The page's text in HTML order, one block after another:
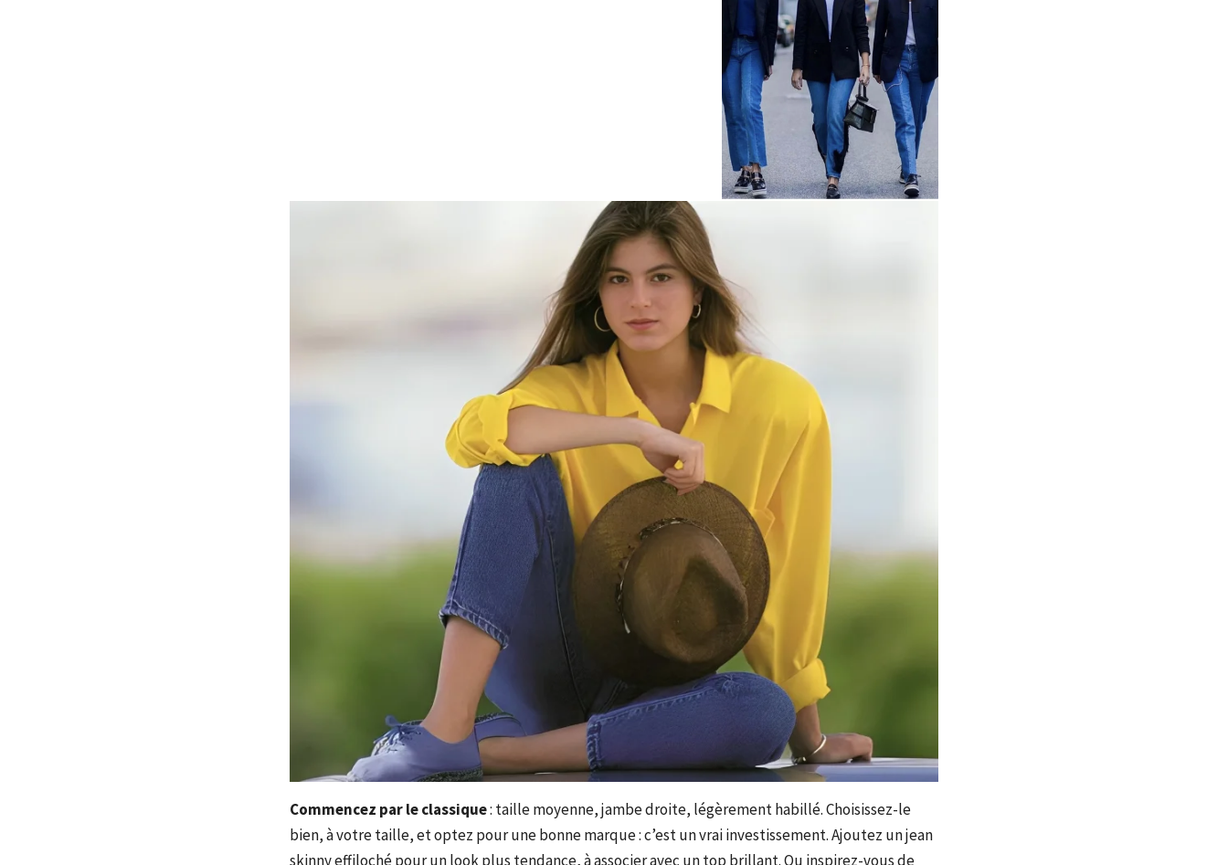
Commencez par le classique: taille moyenne, jambe droite, légèrement habillé. Choisissez-le
bien, à votre taille, et optez pour une bonne marque : c’est un vrai investissement. Ajoutez un jean
skinny effiloché pour un look plus tendance, à associer avec un top brillant. Ou inspirez-vous de